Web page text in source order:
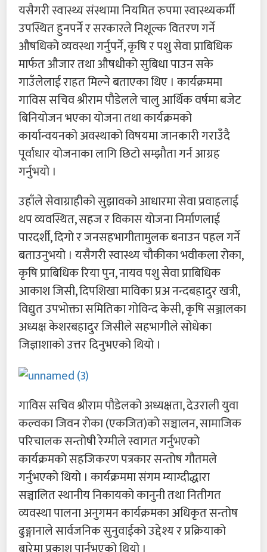
यसैगरी स्वास्थ्य संस्थामा नियमित रुपमा स्वास्थ्यकर्मी
उपस्थित हुनपर्ने र सरकारले निशूल्क वितरण गर्ने
औषधिको व्यवस्था गर्नुपर्ने, कृषि र पशु सेवा प्राबिधिक
मार्फत औजार तथा औषधीको सुबिधा पाउन सके
गाउँलेलाई राहत मिल्ने बताएका थिए । कार्यक्रममा
गाविस सचिव श्रीराम पौडेलले चालु आर्थिक वर्षमा बजेट
बिनियोजन भएका योजना तथा कार्यक्रमको
कार्यान्वयनको अवस्थाको विषयमा जानकारी गराउँदै
पूर्वाधार योजनाका लागि छिटो सम्झौता गर्न आग्रह
गर्नुभयो ।
उहाँले सेवाग्राहीको सुझावको आधारमा सेवा प्रवाहलाई
थप व्यवस्थित, सहज र विकास योजना निर्माणलाई
पारदर्शी, दिगो र जनसहभागीतामुलक बनाउन पहल गर्ने
बताउनुभयो । यसैगरी स्वास्थ्य चौकीका भवीकला रोका,
कृषि प्राबिधिक रिया पुन, नायव पशु सेवा प्राबिधिक
आकाश जिसी, दिपशिखा माविका प्रअ नन्दबहादुर खत्री,
विद्युत उपभोक्ता समितिका गोविन्द केसी, कृषि सञ्जालका
अध्यक्ष केशरबहादुर जिसीले सहभागीले सोधेका
जिज्ञाशाको उत्तर दिनुभएको थियो ।
गाविस सचिव श्रीराम पौडेलको अध्यक्षता, देउराली युवा
कल्वका जिवन रोका (एकजित)को सञ्चालन, सामाजिक
परिचालक सन्तोषी रेग्मीले स्वागत गर्नुभएको
कार्यक्रमको सहजिकरण पत्रकार सन्तोष गौतमले
गर्नुभएको थियो । कार्यक्रममा संगम म्याग्दीद्धारा
सञ्चालित स्थानीय निकायको कानुनी तथा नितीगत
व्यवस्था पालना अनुगमन कार्यक्रमका अधिकृत सन्तोष
ढुङ्गानाले सार्वजनिक सुनुवाईको उद्देश्य र प्रक्रियाको